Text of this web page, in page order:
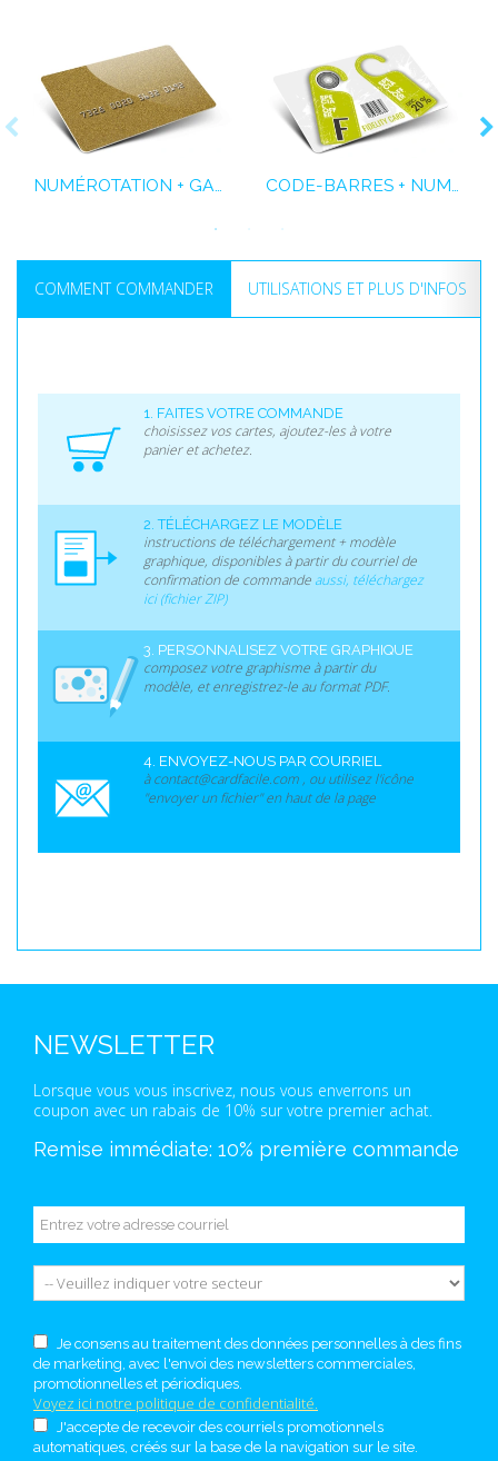
NUMÉROTATION + GAUFRAGE + GLITTER CODE-BARRES + NUMÉROTATION
COMMENT COMMANDER UTILISATIONS ET PLUS D'INFOS
1. FAITES VOTRE COMMANDE
choisissez vos cartes, ajoutez-les à votre
panier et achetez.
2. TÉLÉCHARGEZ LE MODÈLE
instructions de téléchargement + modèle
graphique, disponibles à partir du courriel de
confirmation de commande aussi, téléchargez
ici (fichier ZIP)
3. PERSONNALISEZ VOTRE GRAPHIQUE
composez votre graphisme à partir du
modèle, et enregistrez-le au format PDF.
4. ENVOYEZ-NOUS PAR COURRIEL
à contact@cardfacile.com , ou utilisez l'icône
"envoyer un fichier" en haut de la page
NEWSLETTER
Lorsque vous vous inscrivez, nous vous enverrons un
coupon avec un rabais de 10% sur votre premier achat.
Remise immédiate: 10% première commande
Je consens au traitement des données personnelles à des fins
de marketing, avec l'envoi des newsletters commerciales,
promotionnelles et périodiques.
Voyez ici notre politique de confidentialité.
J'accepte de recevoir des courriels promotionnels
automatiques, créés sur la base de la navigation sur le site.